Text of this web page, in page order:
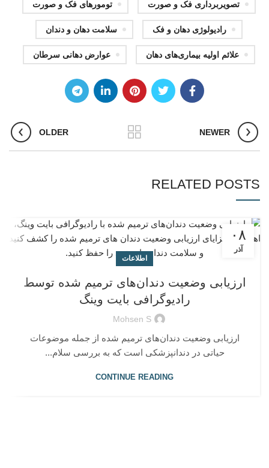
تصویربرداری فک و صورت تومورهای فک و صورت
رادیولوژی دهان و فک سلامت دهان و دندان
علائم اولیه بیماری‌های دهان عوارض دهانی سرطان
NEWER
OLDER
RELATED POSTS
۰۸
آذر
اطلاعات
ارزیابی وضعیت دندان‌های ترمیم شده توسط
رادیوگرافی بایت وینگ
Mohsen S
ارزیابی وضعیت دندان‌های ترمیم شده از جمله موضوعات
حیاتی در دندانپزشکی است که به بررسی سلام...
CONTINUE READING